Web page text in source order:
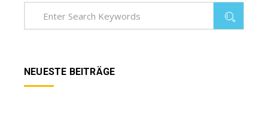
NEUESTE BEITRÄGE